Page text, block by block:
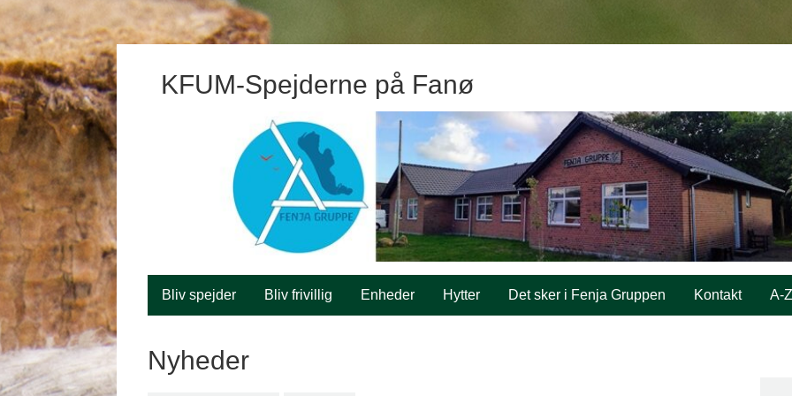
KFUM-Spejderne på Fanø
Bliv spejder Bliv frivillig Enheder Hytter Det sker i Fenja Gruppen Kontakt A-Z
Nyheder